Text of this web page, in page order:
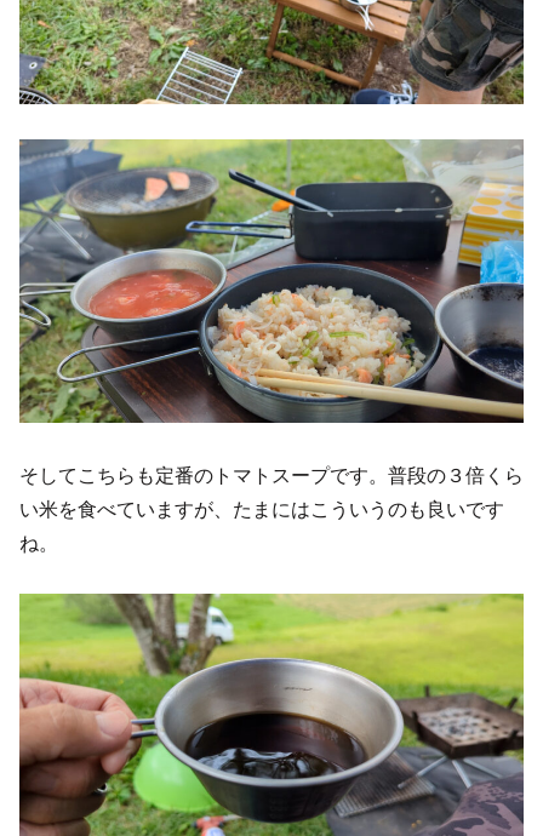
そしてこちらも定番のトマトスープです。普段の３倍くら
い米を食べていますが、たまにはこういうのも良いです
ね。